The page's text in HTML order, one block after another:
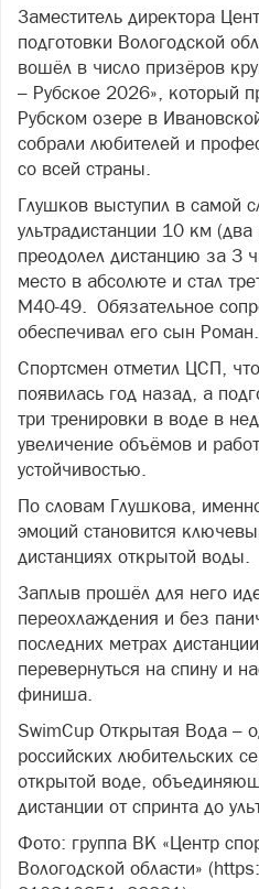
Заместитель директора
подготовки Вологодской
вошёл в число призёров
– Рубское 2026», который
Рубском озере в
собрали любителей и
со всей страны.
Глушков выступил в самой
ультрадистанции 10 км
преодолел дистанцию за 3
место в абсолюте и стал
М40-49. Обязательное
обеспечивал его сын Роман.
Спортсмен отметил ЦСП,
появилась год назад, а
три тренировки в воде в
увеличение объёмов и
устойчивостью.
По словам Глушкова,
эмоций становится
дистанциях открытой воды.
Заплыв прошёл для него
переохлаждения и без
последних метрах
перевернуться на спину и
финиша.
SwimCup Открытая Вода –
российских любительских
открытой воде,
дистанции от спринта до
Фото: группа ВК «Центр
Вологодской области»